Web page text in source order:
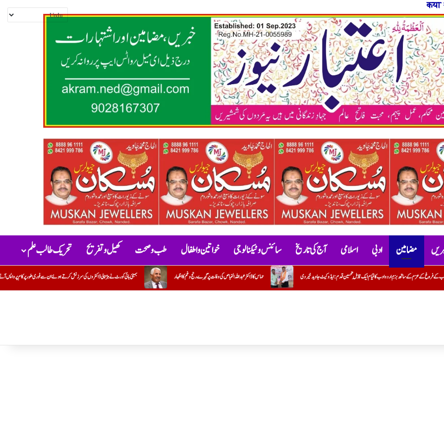
कया अप भी अपने न्यूज़ पेपर
مضامین ادبی اسلامی آج کی تاریخ سائنس و ٹیکنالوجی خواتین و اطفال طب و صحت کھیل و تفریح تحریک طالب علم
سیاسی بمبئی ہائی کورٹ نے ہڑتالی ڈاکٹروں کی سرزنش کرتے ہوئے ان سے فوری طور پر کام پر واپس آنے کا مطالبہ کیا۔ہڑتال ختم کرنے کا حکم جاری حماس کا ڈاکٹر عبداللہ الخباص کی وفات پر گہرے رنج وغم کااظہار جاوید خیردی